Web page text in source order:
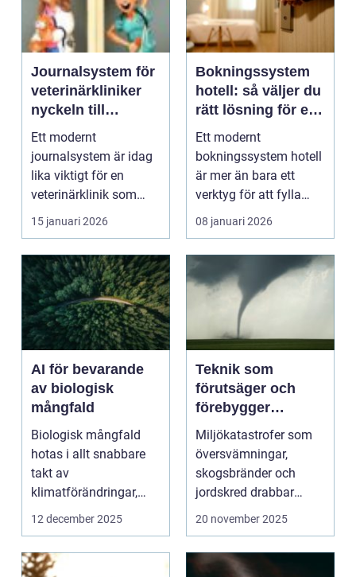
Journalsystem för
veterinärkliniker
nyckeln till
smidigare vardag
och säkrare vård
Ett modernt
journalsystem är idag
lika viktigt för en
veterinärklinik som
röntgenutrustning och
oper...
15 januari 2026
Bokningssystem
hotell: så väljer du
rätt lösning för en
modern
gästupplevelse
Ett modernt
bokningssystem hotell
är mer än bara ett
verktyg för att fylla
rum. F&oum...
08 januari 2026
AI för bevarande
av biologisk
mångfald
Biologisk mångfald
hotas i allt snabbare
takt av
klimatförändringar,
habitatför...
12 december 2025
Teknik som
förutsäger och
förebygger
miljökatastrofer i
realtid
Miljökatastrofer som
översvämningar,
skogsbränder och
jordskred drabbar
miljonta...
20 november 2025